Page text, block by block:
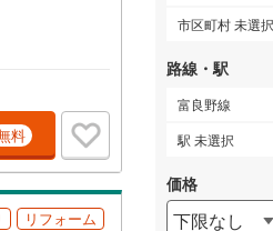
料
リフォーム
市区町村 未選択
路線・駅
富良野線
駅 未選択
価格
下限なし
虻田郡喜茂別町
岩内郡共和町
古宇郡神恵内村
余市郡仁木町
) 空知郡南幌町